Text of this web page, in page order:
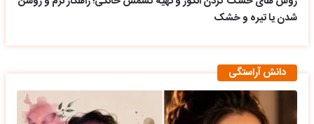
شدن یا تیره و خشک
دانش آراستگی